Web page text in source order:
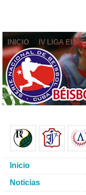
INICIO IV LIGA ELITE
Inicio
Noticias